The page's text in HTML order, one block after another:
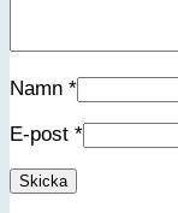
Namn *
E-post *